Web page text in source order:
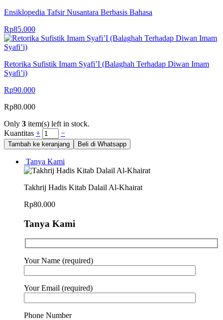
Ensiklopedia Tafsir Nusantara Berbasis Bahasa
Rp85.000
Retorika Sufistik Imam Syafi’I (Balaghah Terhadap Diwan Imam
Syafi’i)
Rp90.000
Rp80.000
Only 3 item(s) left in stock.
Kuantitas + −
Tambah ke keranjang Beli di Whatsapp
Tanya Kami
Takhrij Hadis Kitab Dalail Al-Khairat
Rp80.000
Tanya Kami
Your Name (required)
Your Email (required)
Phone Number